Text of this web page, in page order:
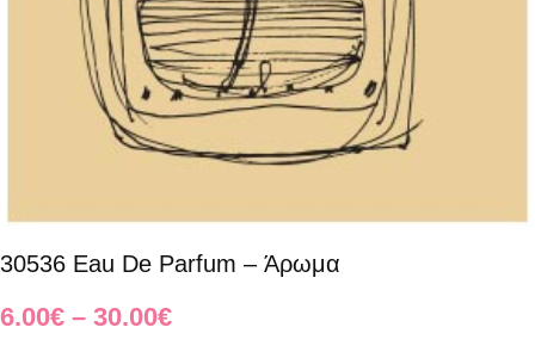
30536 Eau De Parfum – Άρωμα
6.00€ – 30.00€